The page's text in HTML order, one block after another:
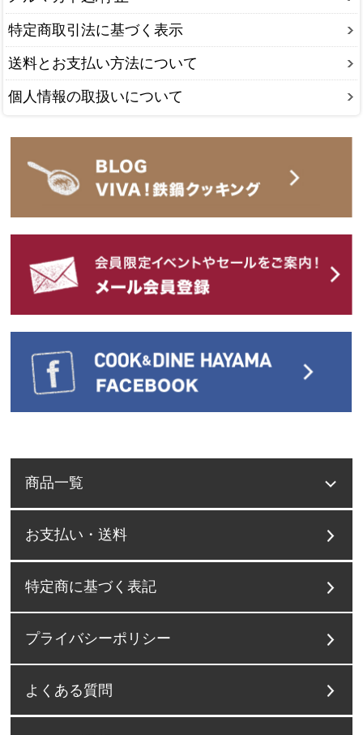
特定商取引法に基づく表示
送料とお支払い方法について
個人情報の取扱いについて
商品一覧
お支払い・送料
特定商に基づく表記
プライバシーポリシー
よくある質問